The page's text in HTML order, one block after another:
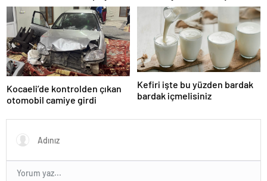
karıştırmıştı: Fransa’dan
“peçeteli” yalanlama geldi!
tarife indirimi geldi!
Kocaeli’de kontrolden çıkan
otomobil camiye girdi
Kefiri işte bu yüzden bardak
bardak içmelisiniz